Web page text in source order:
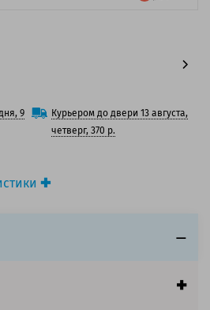
А4 при 5%
9
Курьером до двери 13 августа,
четверг, 370 р.